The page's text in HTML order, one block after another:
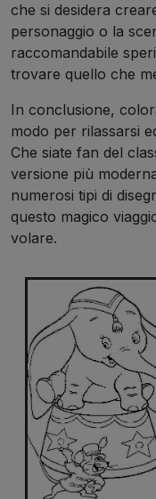
che si desidera
personaggio o la
raccomandabile
trovare quello che
In conclusione,
modo per rilassarsi
Che siate fan del
versione più
numerosi tipi di
questo magico
volare.